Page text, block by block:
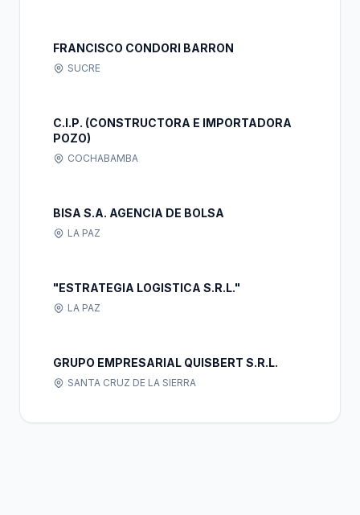
FRANCISCO CONDORI BARRON
SUCRE
C.I.P. (CONSTRUCTORA E IMPORTADORA
POZO)
COCHABAMBA
BISA S.A. AGENCIA DE BOLSA
LA PAZ
"ESTRATEGIA LOGISTICA S.R.L."
LA PAZ
GRUPO EMPRESARIAL QUISBERT S.R.L.
SANTA CRUZ DE LA SIERRA